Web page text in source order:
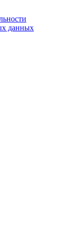
данных